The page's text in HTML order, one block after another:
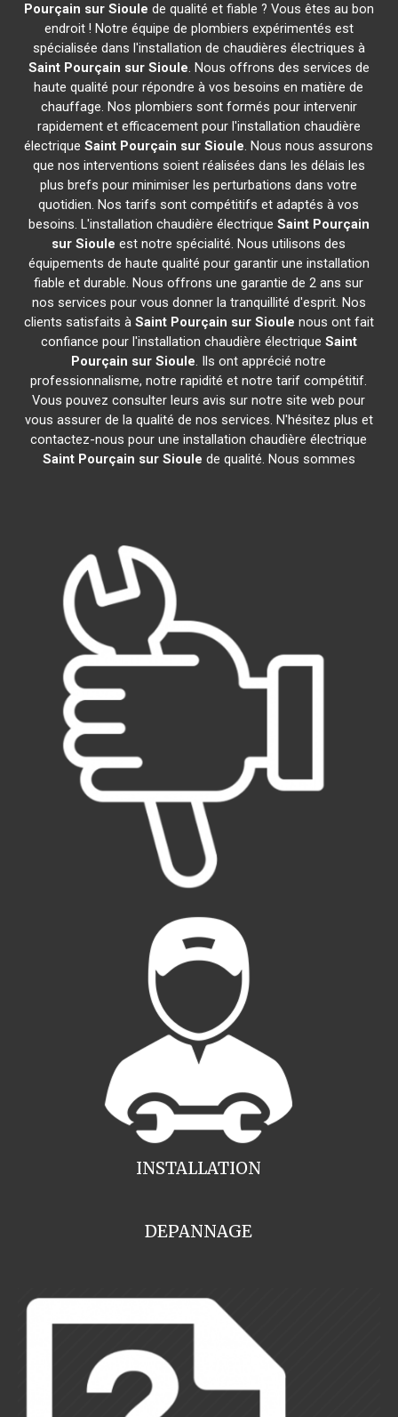
Pourçain sur Sioule de qualité et fiable ? Vous êtes au bon
endroit ! Notre équipe de plombiers expérimentés est
spécialisée dans l'installation de chaudières électriques à
Saint Pourçain sur Sioule. Nous offrons des services de
haute qualité pour répondre à vos besoins en matière de
chauffage. Nos plombiers sont formés pour intervenir
rapidement et efficacement pour l'installation chaudière
électriqueSaint Pourçain sur Sioule. Nous nous assurons
que nos interventions soient réalisées dans les délais les
plus brefs pour minimiser les perturbations dans votre
quotidien. Nos tarifs sont compétitifs et adaptés à vos
besoins. L'installation chaudière électrique Saint Pourçain
sur Sioule est notre spécialité. Nous utilisons des
équipements de haute qualité pour garantir une installation
fiable et durable. Nous offrons une garantie de 2 ans sur
nos services pour vous donner la tranquillité d'esprit. Nos
clients satisfaits à Saint Pourçain sur Sioule nous ont fait
confiance pour l'installation chaudière électrique Saint
Pourçain sur Sioule. Ils ont apprécié notre
professionnalisme, notre rapidité et notre tarif compétitif.
Vous pouvez consulter leurs avis sur notre site web pour
vous assurer de la qualité de nos services. N'hésitez plus et
contactez-nous pour une installation chaudière électrique
Saint Pourçain sur Sioule de qualité. Nous sommes
INSTALLATION
DEPANNAGE